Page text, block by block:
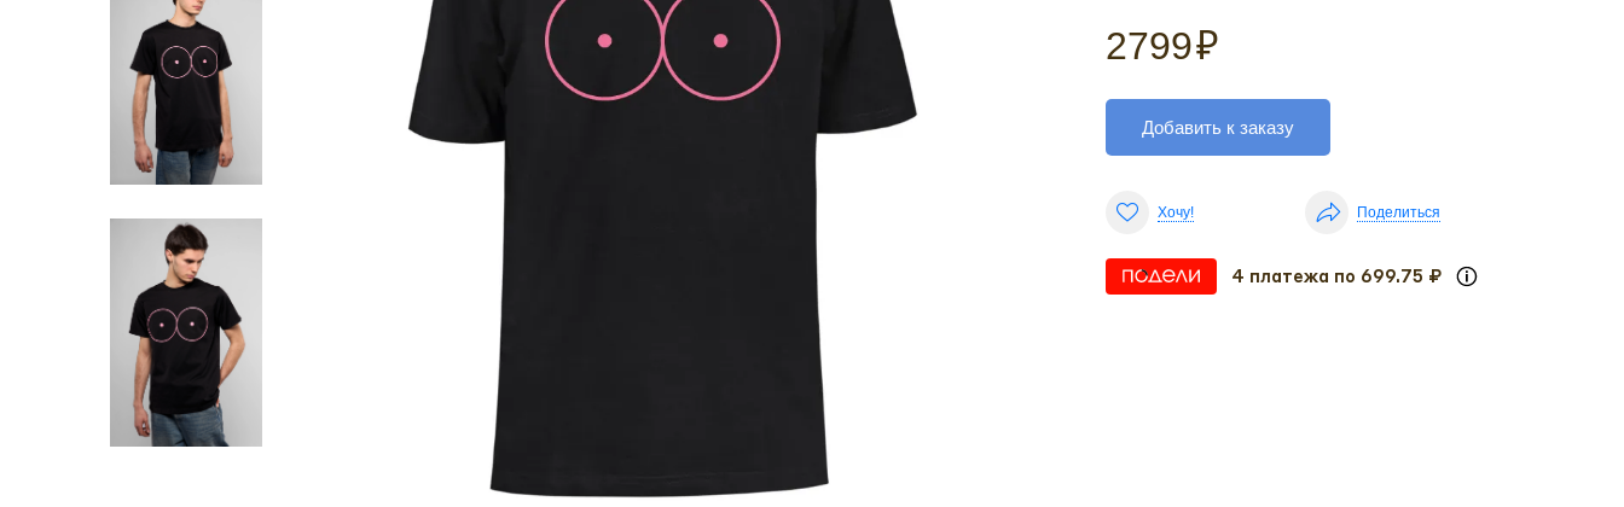
2799₽
Добавить к заказу
Хочу! Поделиться
4 платежа по 699.75 ₽